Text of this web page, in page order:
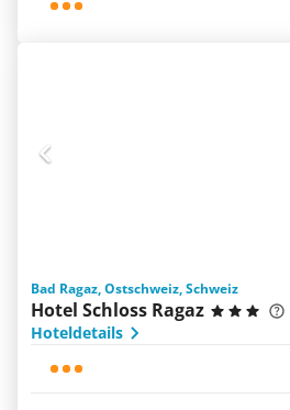
Bad Ragaz, Ostschweiz, Schweiz
Hotel Schloss Ragaz
Hoteldetails